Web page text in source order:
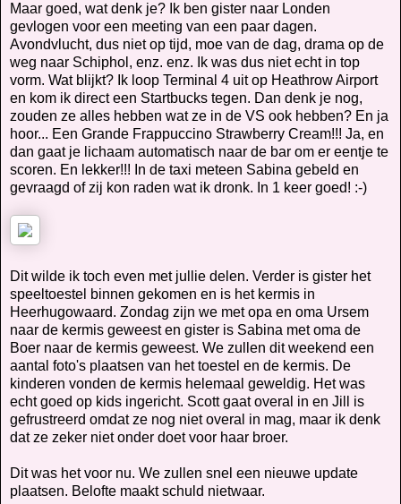
Maar goed, wat denk je? Ik ben gister naar Londen
gevlogen voor een meeting van een paar dagen.
Avondvlucht, dus niet op tijd, moe van de dag, drama op de
weg naar Schiphol, enz. enz. Ik was dus niet echt in top
vorm. Wat blijkt? Ik loop Terminal 4 uit op Heathrow Airport
en kom ik direct een Startbucks tegen. Dan denk je nog,
zouden ze alles hebben wat ze in de VS ook hebben? En ja
hoor... Een Grande Frappuccino Strawberry Cream!!! Ja, en
dan gaat je lichaam automatisch naar de bar om er eentje te
scoren. En lekker!!! In de taxi meteen Sabina gebeld en
gevraagd of zij kon raden wat ik dronk. In 1 keer goed! :-)
Dit wilde ik toch even met jullie delen. Verder is gister het
speeltoestel binnen gekomen en is het kermis in
Heerhugowaard. Zondag zijn we met opa en oma Ursem
naar de kermis geweest en gister is Sabina met oma de
Boer naar de kermis geweest. We zullen dit weekend een
aantal foto's plaatsen van het toestel en de kermis. De
kinderen vonden de kermis helemaal geweldig. Het was
echt goed op kids ingericht. Scott gaat overal in en Jill is
gefrustreerd omdat ze nog niet overal in mag, maar ik denk
dat ze zeker niet onder doet voor haar broer.
Dit was het voor nu. We zullen snel een nieuwe update
plaatsen. Belofte maakt schuld nietwaar.